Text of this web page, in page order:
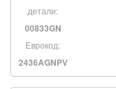
детали:
00833GN
Еврокод:
2436AGNPV